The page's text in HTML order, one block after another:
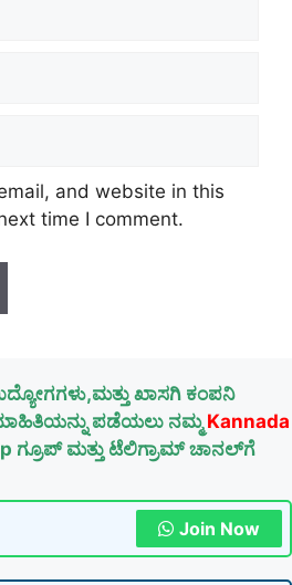
and website in this
time I comment.
ಖಾಸಗಿ ಕಂಪನಿ
ಪಡೆಯಲು ನಮ್ಮ Kannada
ಗ್ರೂಪ್ ಮತ್ತು ಟೆಲಿಗ್ರಾಮ್ ಚಾನಲ್‌ಗೆ
Join Now